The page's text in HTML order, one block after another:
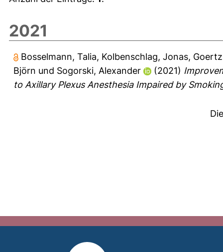
2021
Bosselmann, Talia, Kolbenschlag, Jonas,
Björn und Sogorski, Alexander (2021)
to Axillary Plexus Anesthesia Impaired by